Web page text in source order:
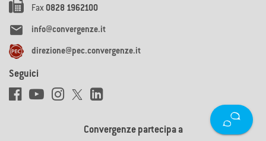
Fax 0828 1962100
 info@convergenze.it
direzione@pec.convergenze.it
Seguici
Convergenze partecipa a